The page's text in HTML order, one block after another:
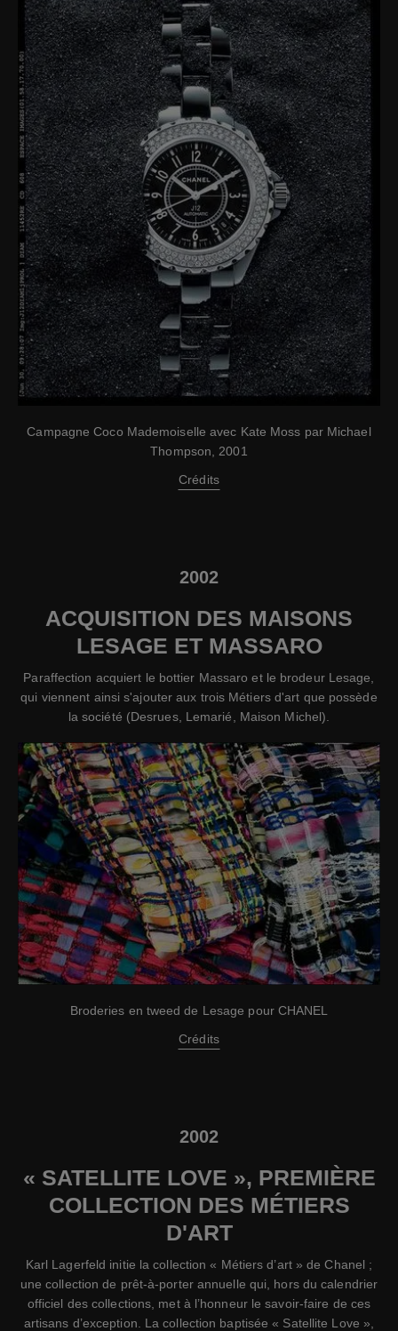
Campagne Coco Mademoiselle avec Kate Moss par Michael
Thompson, 2001
Crédits
2002
ACQUISITION DES MAISONS
LESAGE ET MASSARO
Paraffection acquiert le bottier Massaro et le brodeur Lesage,
qui viennent ainsi s'ajouter aux trois Métiers d'art que possède
la société (Desrues, Lemarié, Maison Michel).
Broderies en tweed de Lesage pour CHANEL
Crédits
2002
« SATELLITE LOVE », PREMIÈRE
COLLECTION DES MÉTIERS
D'ART
Karl Lagerfeld initie la collection « Métiers d’art » de Chanel ;
une collection de prêt-à-porter annuelle qui, hors du calendrier
officiel des collections, met à l’honneur le savoir-faire de ces
artisans d’exception. La collection baptisée « Satellite Love »,